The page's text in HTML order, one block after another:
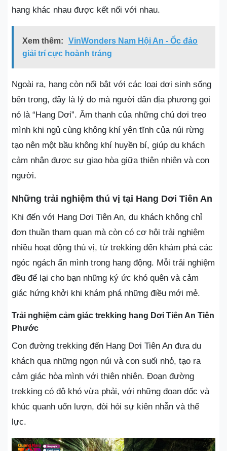
hang khác nhau được kết nối với nhau.
Xem thêm:
VinWonders Nam Hội An - Ốc đảo
giải trí cực hoành tráng
Ngoài ra, hang còn nổi bật với các loại dơi sinh sống
bên trong, đây là lý do mà người dân địa phương gọi
nó là “Hang Dơi”. Âm thanh của những chú dơi treo
mình khi ngủ cùng không khí yên tĩnh của núi rừng
tạo nên một bầu không khí huyền bí, giúp du khách
cảm nhận được sự giao hòa giữa thiên nhiên và con
người.
Những trải nghiệm thú vị tại Hang Dơi Tiên An
Khi đến với Hang Dơi Tiên An, du khách không chỉ
đơn thuần tham quan mà còn có cơ hội trải nghiệm
nhiều hoạt động thú vị, từ trekking đến khám phá các
ngóc ngách ẩn mình trong hang động. Mỗi trải nghiệm
đều để lại cho bạn những ký ức khó quên và cảm
giác hứng khởi khi khám phá những điều mới mẻ.
Trải nghiệm cảm giác trekking hang Dơi Tiên An Tiên
Phước
Con đường trekking đến Hang Dơi Tiên An đưa du
khách qua những ngọn núi và con suối nhỏ, tạo ra
cảm giác hòa mình với thiên nhiên. Đoạn đường
trekking có độ khó vừa phải, với những đoạn dốc và
khúc quanh uốn lượn, đòi hỏi sự kiên nhẫn và thể
lực.